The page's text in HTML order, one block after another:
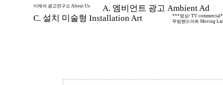
이제석 광고연구소 About Us
A. 엠비언트 광고 Ambient Ad
C. 설치 미술형 Installation Art
***영상/ TV
무빙랜드아트 Moving